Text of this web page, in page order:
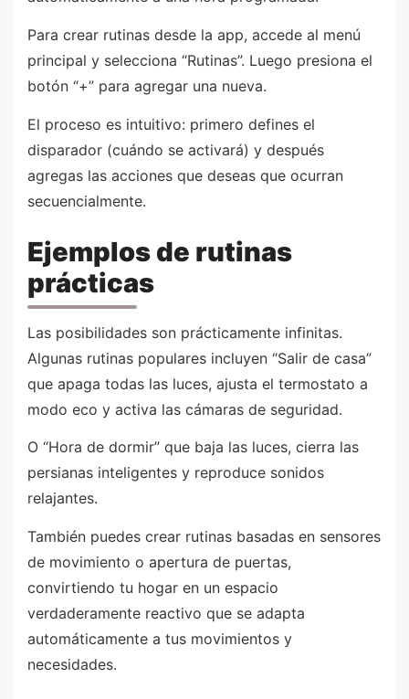
Para crear rutinas desde la app, accede al menú
principal y selecciona “Rutinas”. Luego presiona el
botón “+” para agregar una nueva.
El proceso es intuitivo: primero defines el
disparador (cuándo se activará) y después
agregas las acciones que deseas que ocurran
secuencialmente.
Ejemplos de rutinas
prácticas
Las posibilidades son prácticamente infinitas.
Algunas rutinas populares incluyen “Salir de casa”
que apaga todas las luces, ajusta el termostato a
modo eco y activa las cámaras de seguridad.
O “Hora de dormir” que baja las luces, cierra las
persianas inteligentes y reproduce sonidos
relajantes.
También puedes crear rutinas basadas en sensores
de movimiento o apertura de puertas,
convirtiendo tu hogar en un espacio
verdaderamente reactivo que se adapta
automáticamente a tus movimientos y
necesidades.